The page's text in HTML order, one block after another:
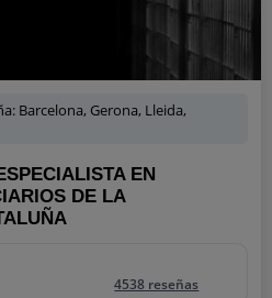
Barcelona, Gerona, Lleida,
EN
DE LA
4538 reseñas